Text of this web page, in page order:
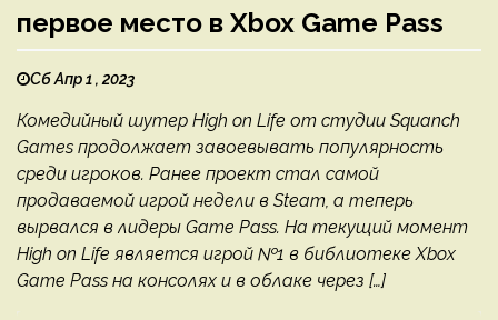
первое место в Xbox Game Pass
Сб Апр 1 , 2023
Комедийный шутер High on Life от студии Squanch
Games продолжает завоевывать популярность
среди игроков. Ранее проект стал самой
продаваемой игрой недели в Steam, а теперь
вырвался в лидеры Game Pass. На текущий момент
High on Life является игрой №1 в библиотеке Xbox
Game Pass на консолях и в облаке через […]